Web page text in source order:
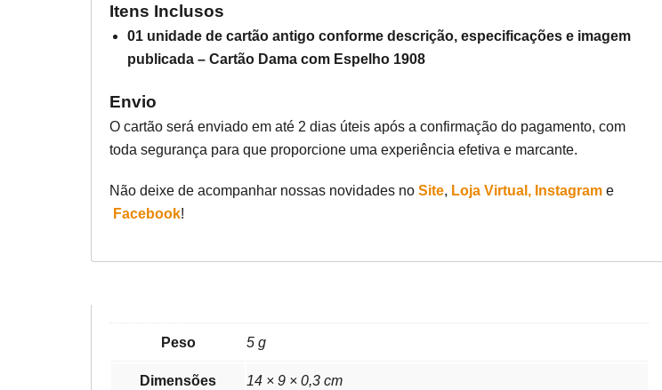
Itens Inclusos
01 unidade de cartão antigo conforme descrição, especificações e imagem
publicada – Cartão Dama com Espelho 1908
Envio
O cartão será enviado em até 2 dias úteis após a confirmação do pagamento, com
toda segurança para que proporcione uma experiência efetiva e marcante.
Não deixe de acompanhar nossas novidades no Site, Loja Virtual, Instagram e
Facebook!
Peso 5 g
Dimensões 14 × 9 × 0,3 cm